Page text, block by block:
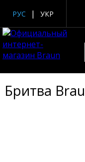
РУС УКР
Бритва